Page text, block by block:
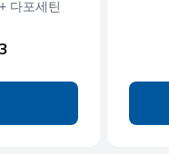
다포세틴